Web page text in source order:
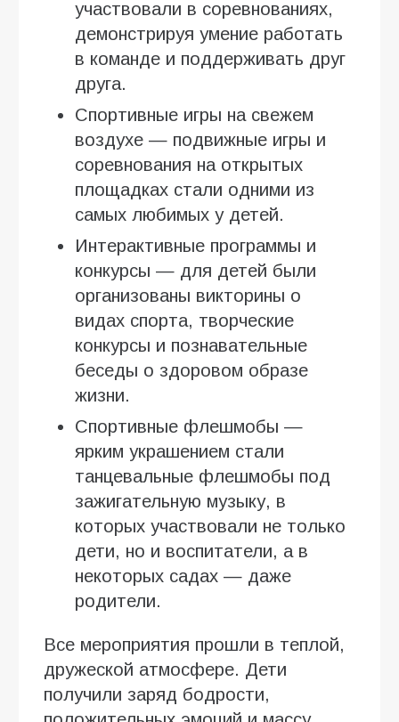
участвовали в соревнованиях,
демонстрируя умение работать
в команде и поддерживать друг
друга.
Спортивные игры на свежем
воздухе — подвижные игры и
соревнования на открытых
площадках стали одними из
самых любимых у детей.
Интерактивные программы и
конкурсы — для детей были
организованы викторины о
видах спорта, творческие
конкурсы и познавательные
беседы о здоровом образе
жизни.
Спортивные флешмобы —
ярким украшением стали
танцевальные флешмобы под
зажигательную музыку, в
которых участвовали не только
дети, но и воспитатели, а в
некоторых садах — даже
родители.
Все мероприятия прошли в теплой,
дружеской атмосфере. Дети
получили заряд бодрости,